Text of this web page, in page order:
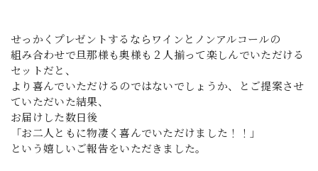
せっかくプレゼントするならワインとノンアルコールの
組み合わせで旦那様も奥様も２人揃って楽しんでいただける
セットだと、
より喜んでいただけるのではないでしょうか、とご提案させ
ていただいた結果、
お届けした数日後
「お二人ともに物凄く喜んでいただけました！！」
という嬉しいご報告をいただきました。